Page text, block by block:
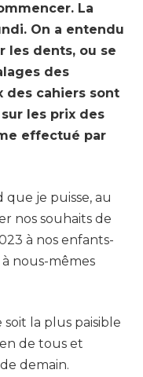
La
On a entendu
les dents, ou se
des
des cahiers sont
les prix des
effectué par
je puisse, au
nos souhaits de
à nos enfants-
nous-mêmes
la plus paisible
de tous et
demain.